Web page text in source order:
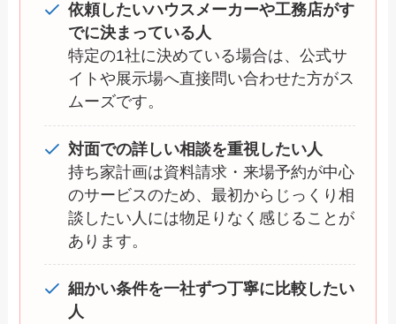
依頼したいハウスメーカーや工務店がす
でに決まっている人
特定の1社に決めている場合は、公式サ
イトや展示場へ直接問い合わせた方がス
ムーズです。
対面での詳しい相談を重視したい人
持ち家計画は資料請求・来場予約が中心
のサービスのため、最初からじっくり相
談したい人には物足りなく感じることが
あります。
細かい条件を一社ずつ丁寧に比較したい
人